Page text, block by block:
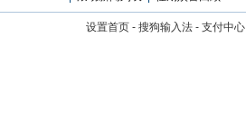
设置首页 - 搜狗输入法 - 支付中心